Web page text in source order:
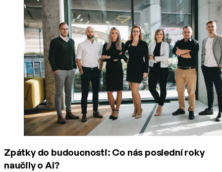
Zpátky do budoucnosti: Co nás poslední roky
naučily o AI?